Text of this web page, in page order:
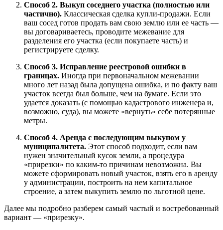
Способ 2. Выкуп соседнего участка (полностью или
частично). Классическая сделка купли-продажи. Если
ваш сосед готов продать вам свою землю или ее часть —
вы договариваетесь, проводите межевание для
разделения его участка (если покупаете часть) и
регистрируете сделку.
Способ 3. Исправление реестровой ошибки в
границах. Иногда при первоначальном межевании
много лет назад была допущена ошибка, и по факту ваш
участок всегда был больше, чем на бумаге. Если это
удается доказать (с помощью кадастрового инженера и,
возможно, суда), вы можете «вернуть» себе потерянные
метры.
Способ 4. Аренда с последующим выкупом у
муниципалитета. Этот способ подходит, если вам
нужен значительный кусок земли, а процедура
«прирезки» по каким-то причинам невозможна. Вы
можете сформировать новый участок, взять его в аренду
у администрации, построить на нем капитальное
строение, а затем выкупить землю по льготной цене.
Далее мы подробно разберем самый частый и востребованный
вариант — «прирезку».